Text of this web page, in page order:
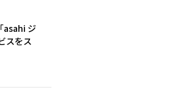
asahi ジ
スをス